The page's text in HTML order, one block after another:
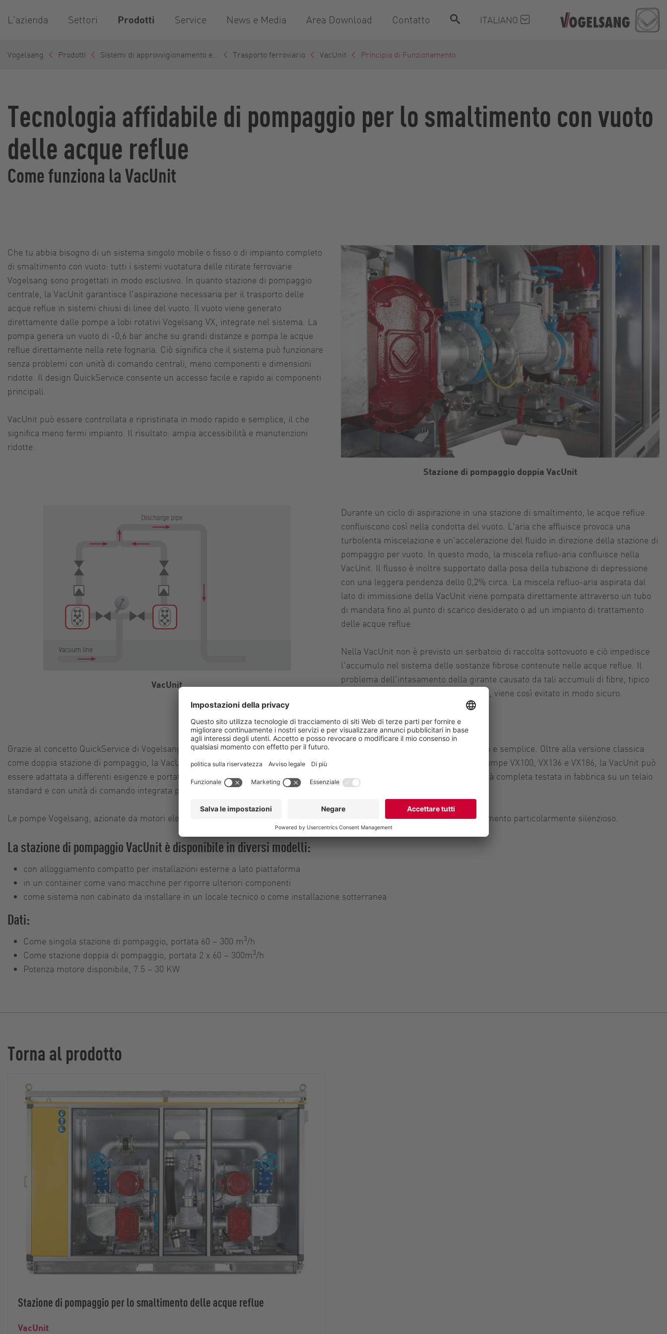
L'azienda Settori Prodotti Service News e Media Area Download Contatto ITALIANO
Vogelsang Prodotti Sistemi di approvvigionamento e... Trasporto ferroviario VacUnit Principio di Funzionamento
Tecnologia affidabile di pompaggio per lo smaltimento con vuoto
delle acque reflue
Come funziona la VacUnit
Che tu abbia bisogno di un sistema singolo mobile o fisso o di impianto completo
di smaltimento con vuoto: tutti i sistemi vuotatura delle ritirate ferroviarie
Vogelsang sono progettati in modo esclusivo. In quanto stazione di pompaggio
centrale, la VacUnit garantisce l'aspirazione necessaria per il trasporto delle
acque reflue in sistemi chiusi di linee del vuoto. Il vuoto viene generato
direttamente dalle pompe a lobi rotativi Vogelsang VX, integrate nel sistema. La
pompa genera un vuoto di -0,6 bar anche su grandi distanze e pompa le acque
reflue direttamente nella rete fognaria. Ciò significa che il sistema può funzionare
senza problemi con unità di comando centrali, meno componenti e dimensioni
ridotte. Il design QuickService consente un accesso facile e rapido ai componenti
principali.
VacUnit può essere controllata e ripristinata in modo rapido e semplice, il che
significa meno fermi impianto. Il risultato: ampia accessibilità e manutenzioni
ridotte.
Stazione di pompaggio doppia VacUnit
VacUnit
Durante un ciclo di aspirazione in una stazione di smaltimento, le acque reflue
confluiscono così nella condotta del vuoto. L'aria che affluisce provoca una
turbolenta miscelazione e un'accelerazione del fluido in direzione della stazione di
pompaggio per vuoto. In questo modo, la miscela refluo-aria confluisce nella
VacUnit. Il flusso è inoltre supportato dalla posa della tubazione di depressione
con una leggera pendenza dello 0,2% circa. La miscela refluo-aria aspirata dal
lato di immissione della VacUnit viene pompata direttamente attraverso un tubo
di mandata fino al punto di scarico desiderato o ad un impianto di trattamento
delle acque reflue.
Nella VacUnit non è previsto un serbatoio di raccolta sottovuoto e ciò impedisce
l'accumulo nel sistema delle sostanze fibrose contenute nelle acque reflue. Il
problema dell'intasamento della girante causato da tali accumuli di fibre, tipico
per le pompe di scarico a flusso libero, viene così evitato in modo sicuro.
Grazie al concetto QuickService di Vogelsang, anche la manutenzione e l'assistenza possono essere eseguite in modo rapido e semplice. Oltre alla versione classica
come doppia stazione di pompaggio, la VacUnit è disponibile anche come sistema a pompa singola. Utilizzando le serie di pompe VX100, VX136 e VX186, la VacUnit può
essere adattata a differenti esigenze e portate. Di norma, la stazione di pompaggio con vuoto VacUnit viene fornita come unità completa testata in fabbrica su un telaio
standard e con unità di comando integrata preconfigurata.
Le pompe Vogelsang, azionate da motori elettrici trifase, si distinguono anche per le basse emissioni acustiche e il funzionamento particolarmente silenzioso.
La stazione di pompaggio VacUnit è disponibile in diversi modelli:
con alloggiamento compatto per installazioni esterne a lato piattaforma
in un container come vano macchine per riporre ulteriori componenti
come sistema non cabinato da installare in un locale tecnico o come installazione sotterranea
Dati:
Come singola stazione di pompaggio, portata 60 – 300 m3/h
Come stazione doppia di pompaggio, portata 2 x 60 – 300m3/h
Potenza motore disponibile, 7.5 – 30 KW
Torna al prodotto
Stazione di pompaggio per lo smaltimento delle acque reflue
VacUnit